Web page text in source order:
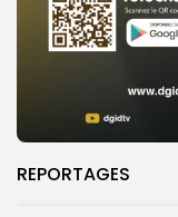
REPORTAGES